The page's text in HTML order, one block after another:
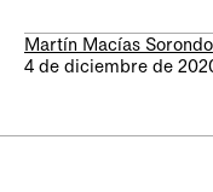
Martín Macías Sorondo
4 de diciembre de